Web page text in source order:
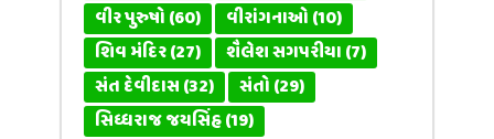
વીર પુરુષો(60) વીરાંગનાઓ(10)
શિવ મંદિર(27) શૈલેશ સગપરીયા(7)
સંત દેવીદાસ(32) સંતો(29)
સિધ્ધરાજ જયસિંહ(19)